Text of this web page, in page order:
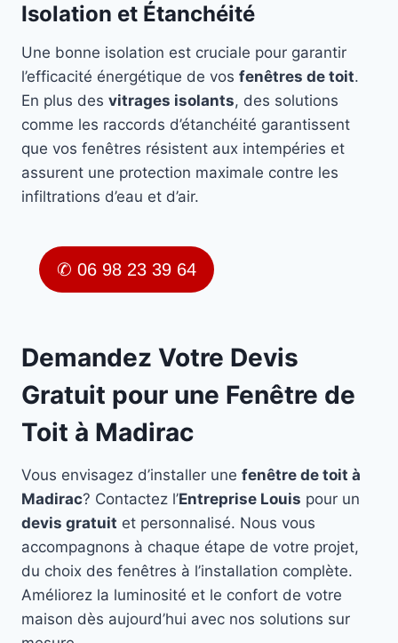
Isolation et Étanchéité
Une bonne isolation est cruciale pour garantir
l’efficacité énergétique de vos fenêtres de toit.
En plus des vitrages isolants, des solutions
comme les raccords d’étanchéité garantissent
que vos fenêtres résistent aux intempéries et
assurent une protection maximale contre les
infiltrations d’eau et d’air.
✆ 06 98 23 39 64
Demandez Votre Devis
Gratuit pour une Fenêtre de
Toit à Madirac
Vous envisagez d’installer une fenêtre de toit à
Madirac? Contactez l’Entreprise Louis pour un
devis gratuit et personnalisé. Nous vous
accompagnons à chaque étape de votre projet,
du choix des fenêtres à l’installation complète.
Améliorez la luminosité et le confort de votre
maison dès aujourd’hui avec nos solutions sur